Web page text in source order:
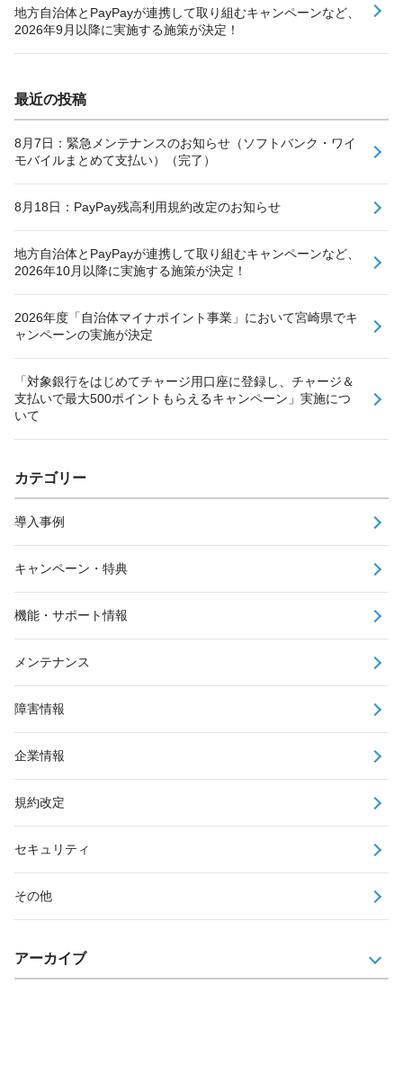
地方自治体とPayPayが連携して取り組むキャンペーンなど、
2026年9月以降に実施する施策が決定！
最近の投稿
8月7日：緊急メンテナンスのお知らせ（ソフトバンク・ワイ
モバイルまとめて支払い）（完了）
8月18日：PayPay残高利用規約改定のお知らせ
地方自治体とPayPayが連携して取り組むキャンペーンなど、
2026年10月以降に実施する施策が決定！
2026年度「自治体マイナポイント事業」において宮崎県でキ
ャンペーンの実施が決定
「対象銀行をはじめてチャージ用口座に登録し、チャージ＆
支払いで最大500ポイントもらえるキャンペーン」実施につ
いて
カテゴリー
導入事例
キャンペーン・特典
機能・サポート情報
メンテナンス
障害情報
企業情報
規約改定
セキュリティ
その他
アーカイブ